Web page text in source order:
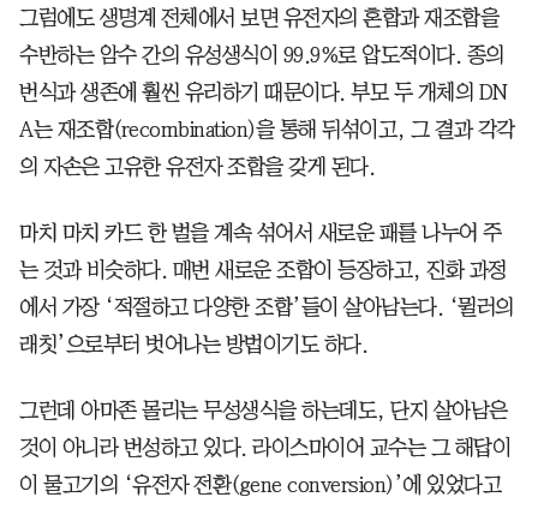
그럼에도 생명계 전체에서 보면 유전자의 혼합과 재조합을
수반하는 암수 간의 유성생식이 99.9%로 압도적이다. 종의
번식과 생존에 훨씬 유리하기 때문이다. 부모 두 개체의 DN
A는 재조합(recombination)을 통해 뒤섞이고, 그 결과 각각
의 자손은 고유한 유전자 조합을 갖게 된다.
마치 마치 카드 한 벌을 계속 섞어서 새로운 패를 나누어 주
는 것과 비슷하다. 매번 새로운 조합이 등장하고, 진화 과정
에서 가장 ‘적절하고 다양한 조합’들이 살아남는다. ‘뮐러의
래칫’으로부터 벗어나는 방법이기도 하다.
그런데 아마존 몰리는 무성생식을 하는데도, 단지 살아남은
것이 아니라 번성하고 있다. 라이스마이어 교수는 그 해답이
이 물고기의 ‘유전자 전환(gene conversion)’에 있었다고